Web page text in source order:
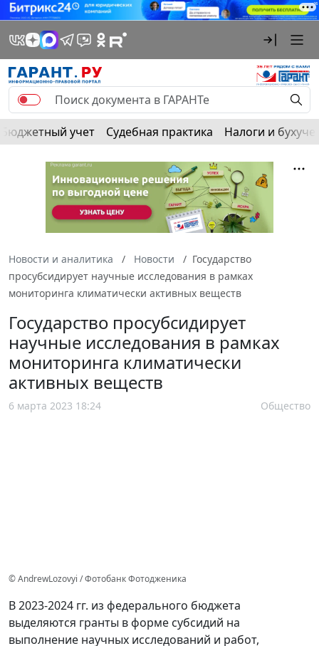
Бюджетный учет Судебная практика Налоги и
Новости и аналитика Новости
Государство
просубсидирует научные исследования в рамках
мониторинга климатически активных веществ
Государство просубсидирует
научные исследования в рамках
мониторинга климатически
активных веществ
6 марта 2023 18:24 Общество
© AndrewLozovyi / Фотобанк Фотодженика
В 2023-2024 гг. из федерального бюджета
выделяются гранты в форме субсидий на
выполнение научных исследований и работ,